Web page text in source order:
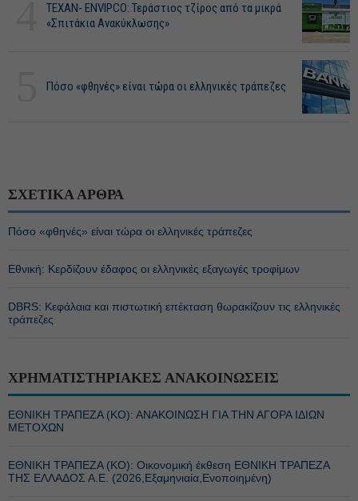
ΤΕΧΑΝ- ENVIPCO: Τεράστιος τζίρος από τα μικρά
«Σπιτάκια Ανακύκλωσης»
Πόσο «φθηνές» είναι τώρα οι ελληνικές τράπεζες
ΣΧΕΤΙΚΑ ΑΡΘΡΑ
Πόσο «φθηνές» είναι τώρα οι ελληνικές τράπεζες
Εθνική: Κερδίζουν έδαφος οι ελληνικές εξαγωγές τροφίμων
DBRS: Κεφάλαια και πιστωτική επέκταση θωρακίζουν τις ελληνικές
τράπεζες
ΧΡΗΜΑΤΙΣΤΗΡΙΑΚΕΣ ΑΝΑΚΟΙΝΩΣΕΙΣ
ΕΘΝΙΚΗ ΤΡΑΠΕΖΑ (KO): ΑΝΑΚΟΙΝΩΣΗ ΓΙΑ ΤΗΝ ΑΓΟΡΑ ΙΔΙΩΝ
ΜΕΤΟΧΩΝ
ΕΘΝΙΚΗ ΤΡΑΠΕΖΑ (KO): Οικονομική έκθεση ΕΘΝΙΚΗ ΤΡΑΠΕΖΑ
ΤΗΣ ΕΛΛΑΔΟΣ Α.Ε. (2026,Εξαμηνιαία,Ενοποιημένη)